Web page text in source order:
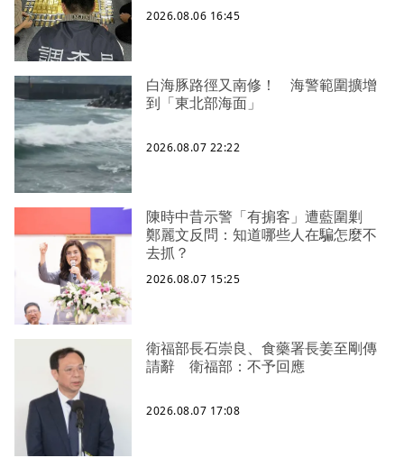
2026.08.06 16:45
白海豚路徑又南修！ 海警範圍擴增
到「東北部海面」
2026.08.07 22:22
陳時中昔示警「有掮客」遭藍圍剿
鄭麗文反問：知道哪些人在騙怎麼不
去抓？
2026.08.07 15:25
衛福部長石崇良、食藥署長姜至剛傳
請辭 衛福部：不予回應
2026.08.07 17:08